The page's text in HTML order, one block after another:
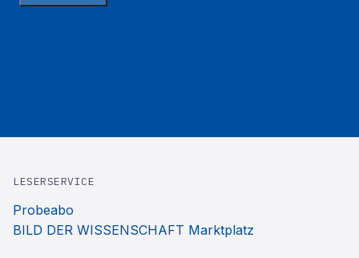
LESERSERVICE
Probeabo
BILD DER WISSENSCHAFT Marktplatz